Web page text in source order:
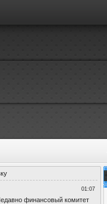
01:07
финансовый комитет